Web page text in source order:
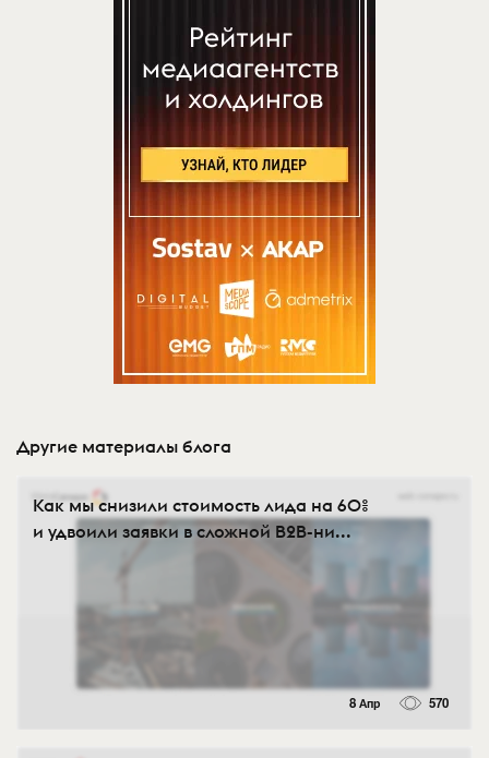
Другие материалы блога
Как мы снизили стоимость лида на 60%
и удвоили заявки в сложной B2B-ни...
8 Апр 570